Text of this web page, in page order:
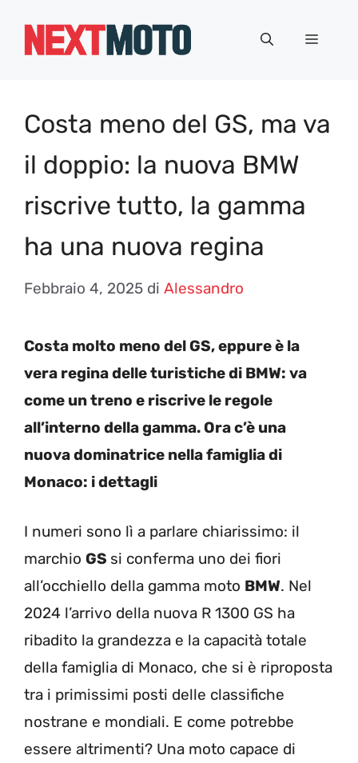
Menu
Costa meno del GS, ma va
il doppio: la nuova BMW
riscrive tutto, la gamma
ha una nuova regina
Febbraio 4, 2025 di Alessandro
Costa molto meno del GS, eppure è la
vera regina delle turistiche di BMW: va
come un treno e riscrive le regole
all’interno della gamma. Ora c’è una
nuova dominatrice nella famiglia di
Monaco: i dettagli
I numeri sono lì a parlare chiarissimo: il
marchio GS si conferma uno dei fiori
all’occhiello della gamma moto BMW. Nel
2024 l’arrivo della nuova R 1300 GS ha
ribadito la grandezza e la capacità totale
della famiglia di Monaco, che si è riproposta
tra i primissimi posti delle classifiche
nostrane e mondiali. E come potrebbe
essere altrimenti? Una moto capace di